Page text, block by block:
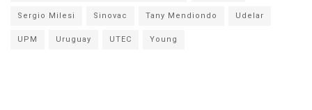
Sergio Milesi Sinovac Tany Mendiondo Udelar
UPM Uruguay UTEC Young